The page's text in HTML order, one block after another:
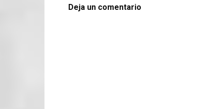
Deja un comentario